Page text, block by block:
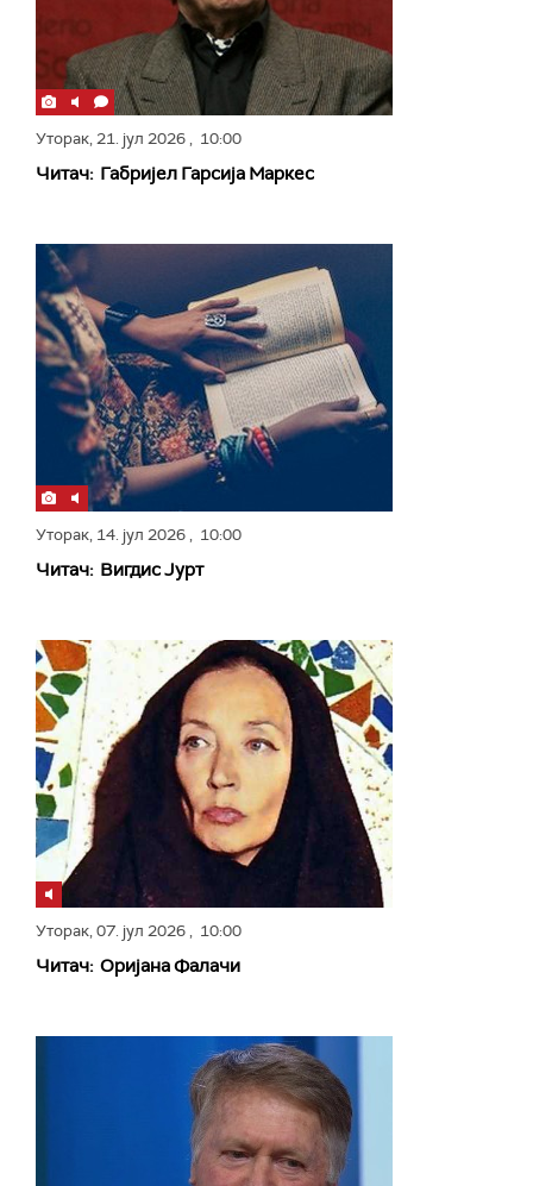
Уторак,21. јул 2026, 10:00
Читач: Габријел Гарсија Маркес
Уторак, 14. јул 2026, 10:00
Читач: Вигдис Јурт
Уторак,07. јул 2026, 10:00
Читач: Оријана Фалачи